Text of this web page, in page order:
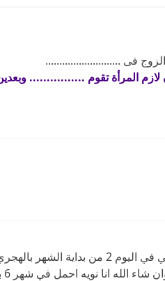
فى ...........................
المرأة تقوم ................
غاليتي انا دورتي من 27من كل شهر وتنتهي